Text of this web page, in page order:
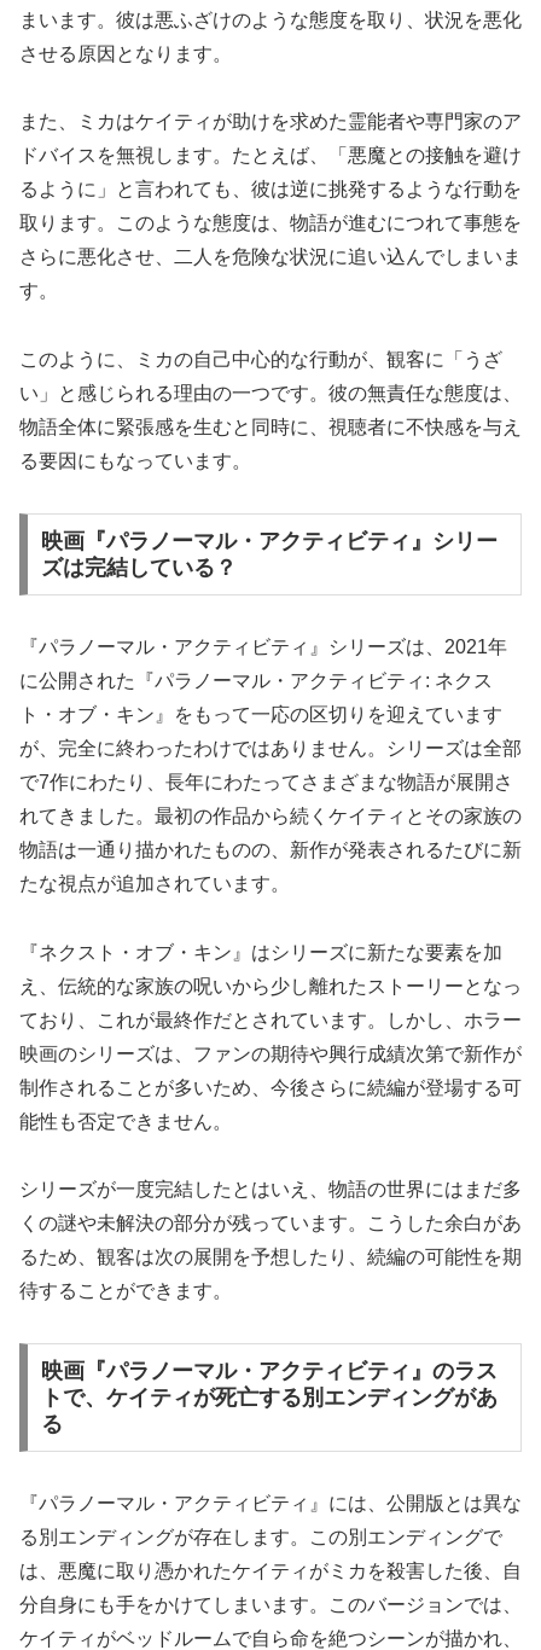
まいます。彼は悪ふざけのような態度を取り、状況を悪化
させる原因となります。
また、ミカはケイティが助けを求めた霊能者や専門家のア
ドバイスを無視します。たとえば、「悪魔との接触を避け
るように」と言われても、彼は逆に挑発するような行動を
取ります。このような態度は、物語が進むにつれて事態を
さらに悪化させ、二人を危険な状況に追い込んでしまいま
す。
このように、ミカの自己中心的な行動が、観客に「うざ
い」と感じられる理由の一つです。彼の無責任な態度は、
物語全体に緊張感を生むと同時に、視聴者に不快感を与え
る要因にもなっています。
映画『パラノーマル・アクティビティ』シリー
ズは完結している？
『パラノーマル・アクティビティ』シリーズは、2021年
に公開された『パラノーマル・アクティビティ: ネクス
ト・オブ・キン』をもって一応の区切りを迎えています
が、完全に終わったわけではありません。シリーズは全部
で7作にわたり、長年にわたってさまざまな物語が展開さ
れてきました。最初の作品から続くケイティとその家族の
物語は一通り描かれたものの、新作が発表されるたびに新
たな視点が追加されています。
『ネクスト・オブ・キン』はシリーズに新たな要素を加
え、伝統的な家族の呪いから少し離れたストーリーとなっ
ており、これが最終作だとされています。しかし、ホラー
映画のシリーズは、ファンの期待や興行成績次第で新作が
制作されることが多いため、今後さらに続編が登場する可
能性も否定できません。
シリーズが一度完結したとはいえ、物語の世界にはまだ多
くの謎や未解決の部分が残っています。こうした余白があ
るため、観客は次の展開を予想したり、続編の可能性を期
待することができます。
映画『パラノーマル・アクティビティ』のラス
トで、ケイティが死亡する別エンディングがあ
る
『パラノーマル・アクティビティ』には、公開版とは異な
る別エンディングが存在します。この別エンディングで
は、悪魔に取り憑かれたケイティがミカを殺害した後、自
分自身にも手をかけてしまいます。このバージョンでは、
ケイティがベッドルームで自ら命を絶つシーンが描かれ、